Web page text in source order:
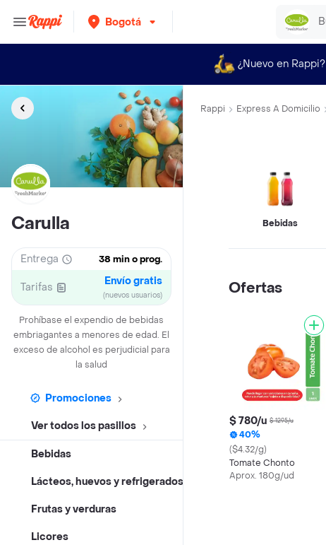
Bogotá
¿Nuevo en Rappi?
Carulla
Entrega 38 min o prog.
Tarifas Envío gratis
(nuevos usuarios)
Prohíbase el expendio de bebidas
embriagantes a menores de edad. El
exceso de alcohol es perjudicial para
la salud
Promociones
Ver todos los pasillos
Bebidas
Lácteos, huevos y refrigerados
Frutas y verduras
Licores
Rappi Express A Domicilio
Bebidas
Ofertas
$ 780/u $ 1295/u
40%
($4.32/g)
Tomate Chonto
Aprox. 180g/ud